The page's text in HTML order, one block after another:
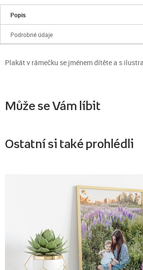
Popis
Podrobné údaje
Plakát v rámečku se jménem dítěte a s
Může se Vám líbit
Ostatní si také prohlédli